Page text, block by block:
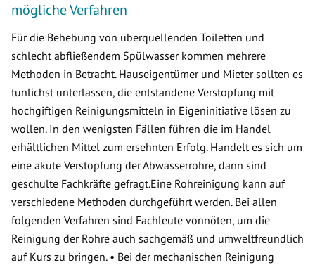
mögliche Verfahren
Für die Behebung von überquellenden Toiletten und
schlecht abfließendem Spülwasser kommen mehrere
Methoden in Betracht. Hauseigentümer und Mieter sollten es
tunlichst unterlassen, die entstandene Verstopfung mit
hochgiftigen Reinigungsmitteln in Eigeninitiative lösen zu
wollen. In den wenigsten Fällen führen die im Handel
erhältlichen Mittel zum ersehnten Erfolg. Handelt es sich um
eine akute Verstopfung der Abwasserrohre, dann sind
geschulte Fachkräfte gefragt.Eine Rohreinigung kann auf
verschiedene Methoden durchgeführt werden. Bei allen
folgenden Verfahren sind Fachleute vonnöten, um die
Reinigung der Rohre auch sachgemäß und umweltfreundlich
auf Kurs zu bringen. • Bei der mechanischen Reinigung